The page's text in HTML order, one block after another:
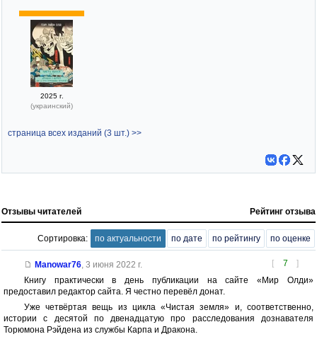
2025 г.
(украинский)
страница всех изданий (3 шт.) >>
Отзывы читателей Рейтинг отзыва
Сортировка: по актуальности по дате по рейтингу по оценке
[ 7 ]
Manowar76, 3 июня 2022 г.
Книгу практически в день публикации на сайте «Мир Олди»
предоставил редактор сайта. Я честно перевёл донат.
Уже четвёртая вещь из цикла «Чистая земля» и, соответственно,
истории с десятой по двенадцатую про расследования дознавателя
Торюмона Рэйдена из службы Карпа и Дракона.